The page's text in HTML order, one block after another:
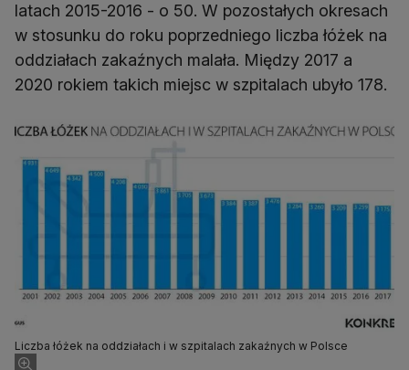
latach 2015-2016 - o 50. W pozostałych okresach
w stosunku do roku poprzedniego liczba łóżek na
oddziałach zakaźnych malała. Między 2017 a
2020 rokiem takich miejsc w szpitalach ubyło 178.
Liczba łóżek na oddziałach i w szpitalach zakaźnych w Polsce